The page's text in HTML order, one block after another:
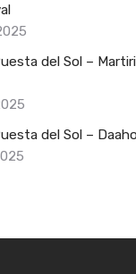
del Sol –
del Sol –